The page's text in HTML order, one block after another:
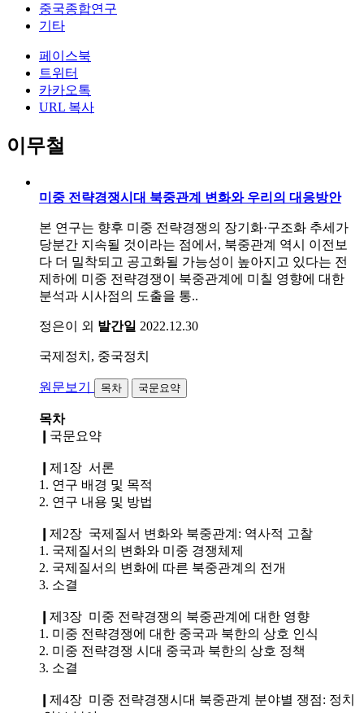
중국종합연구
기타
페이스북
트위터
카카오톡
URL 복사
이무철
미중 전략경쟁시대 북중관계 변화와 우리의 대응방안
본 연구는 향후 미중 전략경쟁의 장기화·구조화 추세가
당분간 지속될 것이라는 점에서, 북중관계 역시 이전보
다 더 밀착되고 공고화될 가능성이 높아지고 있다는 전
제하에 미중 전략경쟁이 북중관계에 미칠 영향에 대한
분석과 시사점의 도출을 통..
정은이 외 발간일 2022.12.30
국제정치, 중국정치
원문보기 목차 국문요약
목차
❙국문요약
❙제1장 서론
1. 연구 배경 및 목적
2. 연구 내용 및 방법
❙제2장 국제질서 변화와 북중관계: 역사적 고찰
1. 국제질서의 변화와 미중 경쟁체제
2. 국제질서의 변화에 따른 북중관계의 전개
3. 소결
❙제3장 미중 전략경쟁의 북중관계에 대한 영향
1. 미중 전략경쟁에 대한 중국과 북한의 상호 인식
2. 미중 전략경쟁 시대 중국과 북한의 상호 정책
3. 소결
❙제4장 미중 전략경쟁시대 북중관계 분야별 쟁점: 정치